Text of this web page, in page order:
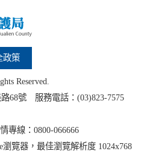
政策
Reserved.
路68號 服務電話：(03)823-7575
專線：0800-066666
覽器，最佳瀏覽解析度 1024x768